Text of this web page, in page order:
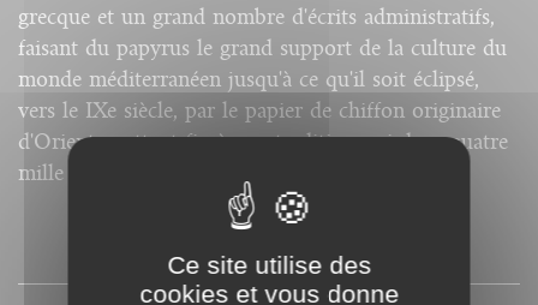
grecque et un grand nombre d'écrits administratifs,
faisant du papyrus le grand support de la culture du
monde méditerranéen jusqu'à ce qu'il soit éclipsé,
vers le IXe siècle, par le papier de chiffon originaire
d'Orient, mettant fin à une tradition qui dura quatre
mille ans.
SOMMAIRE
Ce site utilise des
cookies et vous donne